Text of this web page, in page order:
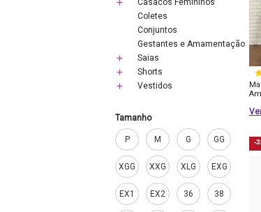
Casacos Femininos
Coletes
Conjuntos
Gestantes e Amamentação
Saias
Shorts
Vestidos
Tamanho
P M G GG
XGG XXG XLG EXG
EX1 EX2 36 38
-